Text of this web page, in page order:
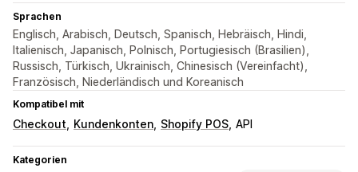
Sprachen
Englisch, Arabisch, Deutsch, Spanisch, Hebräisch, Hindi,
Italienisch, Japanisch, Polnisch, Portugiesisch (Brasilien),
Russisch, Türkisch, Ukrainisch, Chinesisch (Vereinfacht),
Französisch, Niederländisch und Koreanisch
Kompatibel mit
Checkout Kundenkonten Shopify POS API
Kategorien